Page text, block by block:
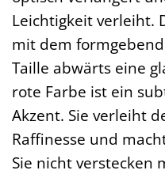
Leichtigkeit verleiht.
mit dem
Taille abwärts eine
rote Farbe ist ein
Akzent. Sie verleiht
Raffinesse und
Sie nicht verstecken